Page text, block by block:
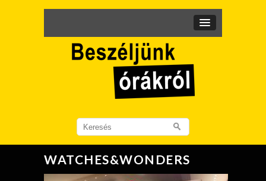
Search
for:
WATCHES&WONDERS